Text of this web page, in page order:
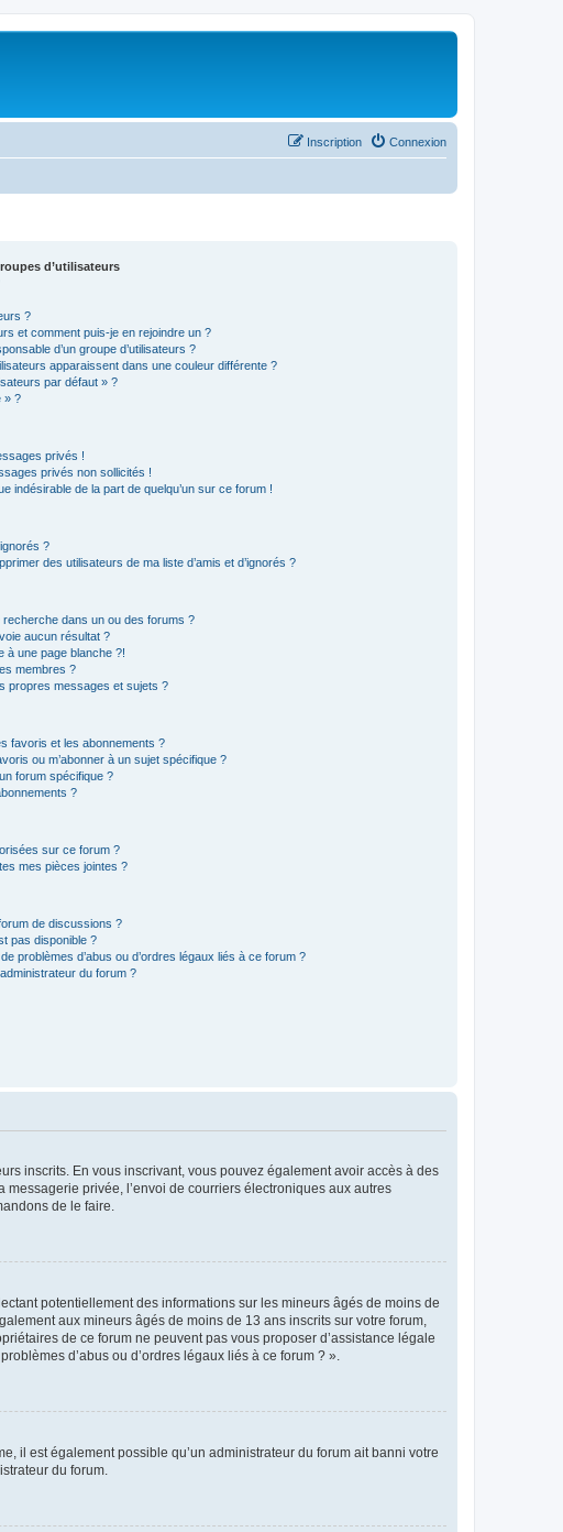
Connexion
Inscription
d’utilisateurs
?
et comment puis-je en rejoindre un ?
d’un groupe d’utilisateurs ?
apparaissent dans une couleur différente ?
par défaut » ?
» ?
privés !
privés non sollicités !
indésirable de la part de quelqu’un sur ce forum !
?
des utilisateurs de ma liste d’amis et d’ignorés ?
dans un ou des forums ?
aucun résultat ?
à une page blanche ?!
membres ?
propres messages et sujets ?
favoris et les abonnements ?
ou m’abonner à un sujet spécifique ?
forum spécifique ?
?
sur ce forum ?
mes pièces jointes ?
de discussions ?
pas disponible ?
problèmes d’abus ou d’ordres légaux liés à ce forum ?
du forum ?
inscrits. En vous inscrivant, vous pouvez également avoir accès à des
privée, l’envoi de courriers électroniques aux autres
de le faire.
potentiellement des informations sur les mineurs âgés de moins de
aux mineurs âgés de moins de 13 ans inscrits sur votre forum,
de ce forum ne peuvent pas vous proposer d’assistance légale
d’abus ou d’ordres légaux liés à ce forum ? ».
il est également possible qu’un administrateur du forum ait banni votre
du forum.